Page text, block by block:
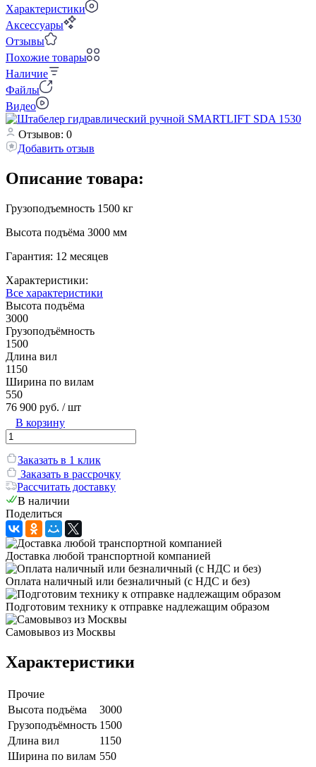
Характеристики
Аксессуары
Отзывы
Похожие товары
Наличие
Файлы
Видео
Отзывов: 0
Добавить отзыв
Описание товара:
Грузоподъемность 1500 кг
Высота подъёма 3000 мм
Гарантия: 12 месяцев
Характеристики:
Все характеристики
Высота подъёма
3000
Грузоподъёмность
1500
Длина вил
1150
Ширина по вилам
550
76 900 руб. / шт
В корзину
Заказать в 1 клик
Заказать в рассрочку
Рассчитать доставку
В наличии
Поделиться
Доставка любой транспортной компанией
Оплата наличный или безналичный (с НДС и без)
Подготовим технику к отправке надлежащим образом
Самовывоз из Москвы
Характеристики
Прочие
Высота подъёма
3000
Грузоподъёмность 1500
Длина вил
1150
Ширина по вилам 550